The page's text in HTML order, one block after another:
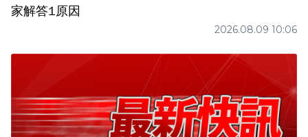
家解答1原因
2026.08.09 10:06